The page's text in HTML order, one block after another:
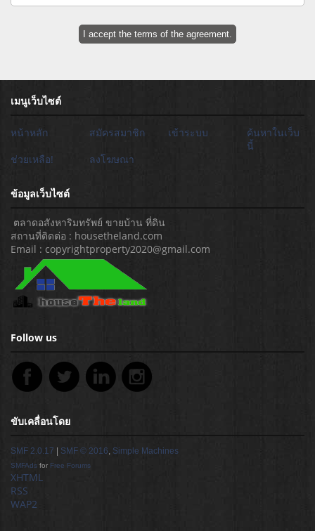
เมนูเว็บไซต์
หน้าหลัก สมัครสมาชิก เข้าระบบ
ค้นหาในเว็บ
นี้
ช่วยเหลือ!
ลงโฆษณา
ข้อมูลเว็บไซต์
ตลาดอสังหาริมทรัพย์ ขายบ้าน ที่ดิน
สถานที่ติดต่อ : housetheland.com
Email : copyrightproperty2020@gmail.com
Follow us
ขับเคลื่อนโดย
SMF 2.0.17 SMF © 2016, Simple Machines
SMFAds for Free Forums
XHTML
RSS
WAP2